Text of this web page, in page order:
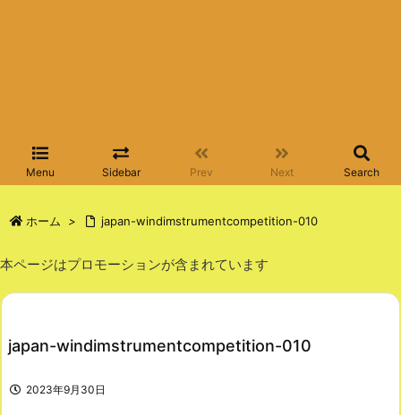
Menu Sidebar Prev Next Search
ホーム > japan-windimstrumentcompetition-010
本ページはプロモーションが含まれています
japan-windimstrumentcompetition-010
2023年9月30日